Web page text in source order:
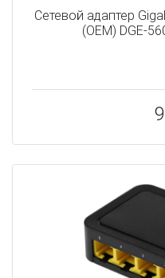
Сетевой адаптер
(OEM) DGE-